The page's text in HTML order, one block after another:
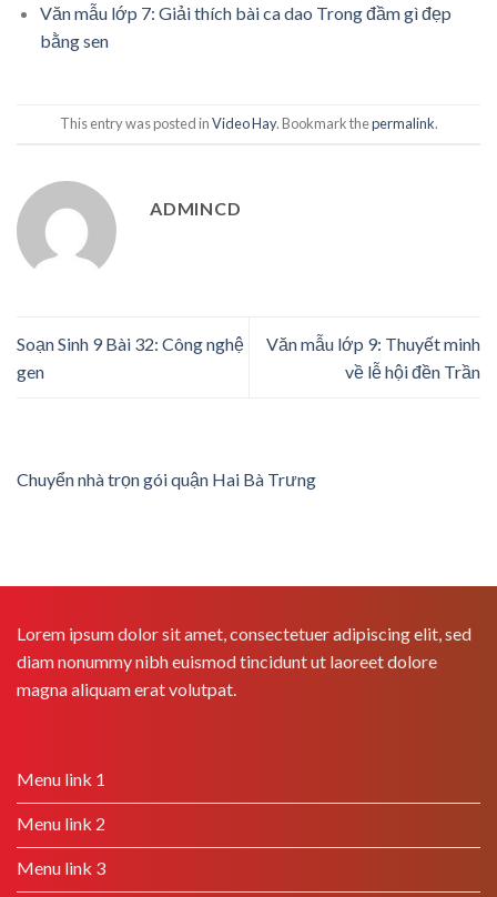
Văn mẫu lớp 7: Giải thích bài ca dao Trong đầm gì đẹp
bằng sen
This entry was posted inVideo Hay. Bookmark thepermalink.
ADMINCD
Soạn Sinh 9 Bài 32: Công nghệ
gen
Văn mẫu lớp 9: Thuyết minh
về lễ hội đền Trần
Chuyển nhà trọn gói quận Hai Bà Trưng
Lorem ipsum dolor sit amet, consectetuer adipiscing elit, sed
diam nonummy nibh euismod tincidunt ut laoreet dolore
magna aliquam erat volutpat.
Menu link 1
Menu link 2
Menu link 3